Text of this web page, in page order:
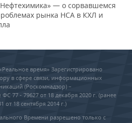
— о сорвавшемся
рынка НСА в КХЛ и
время» Зарегистрировано
в сфере связи, информационных
(Роскомнадзор) –
77 - 79627 от 18 декабря 2020 г. (ранее
от 18 сентября 2014 г.)
Времени разрешено только с